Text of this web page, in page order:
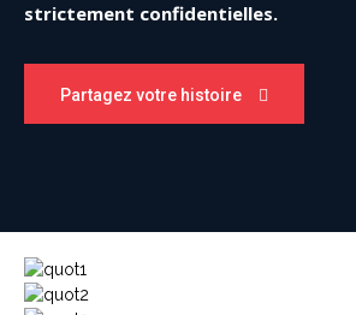
strictement confidentielles.
Partagez votre histoire